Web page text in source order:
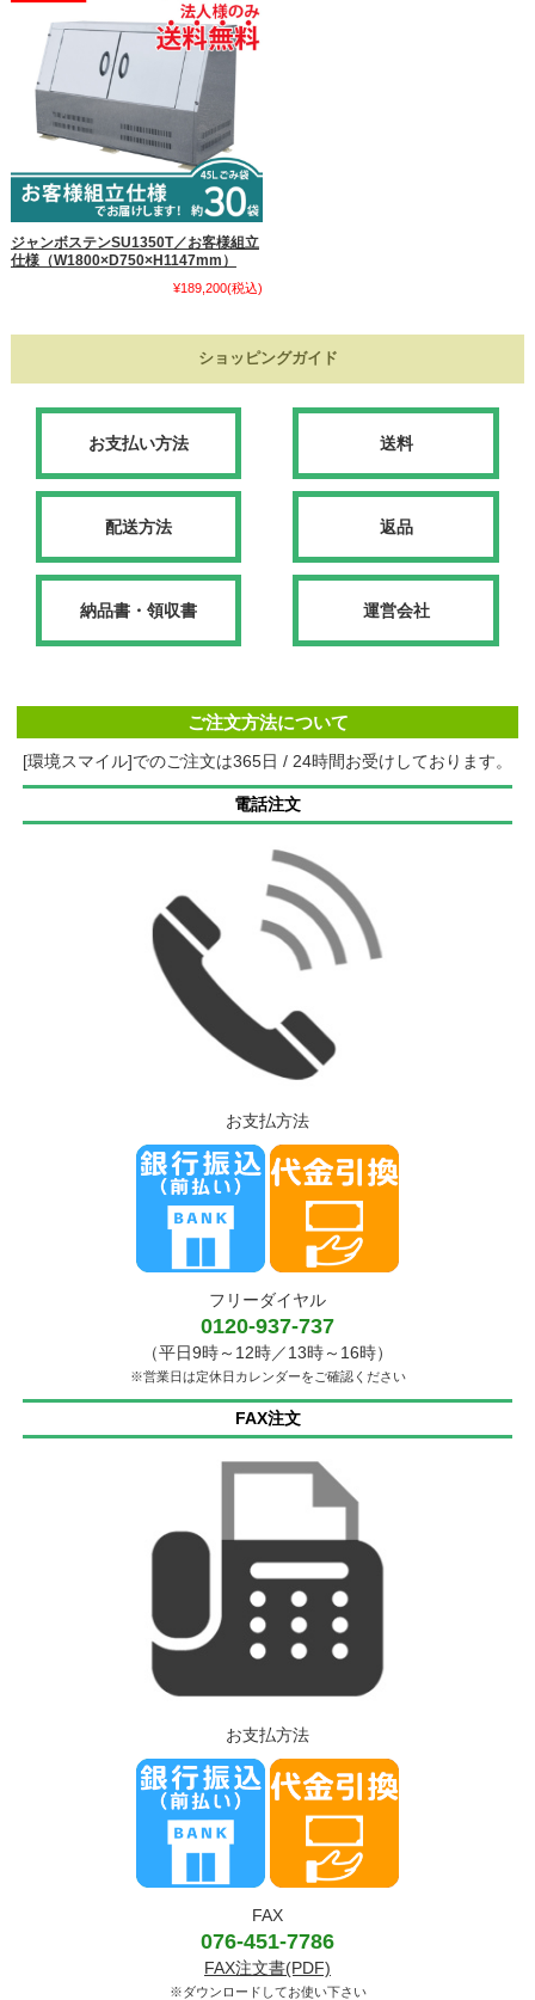
ジャンボステンSU1350T／お客様組立
仕様（W1800×D750×H1147mm）
¥189,200(税込)
ショッピングガイド
お支払い方法 送料
配送方法 返品
納品書・領収書 運営会社
ご注文方法について
[環境スマイル]でのご注文は365日 / 24時間お受けしております。
電話注文
お支払方法
フリーダイヤル
0120-937-737
（平日9時～12時／13時～16時）
※営業日は定休日カレンダーをご確認ください
FAX注文
お支払方法
FAX
076-451-7786
FAX注文書(PDF)
※ダウンロードしてお使い下さい